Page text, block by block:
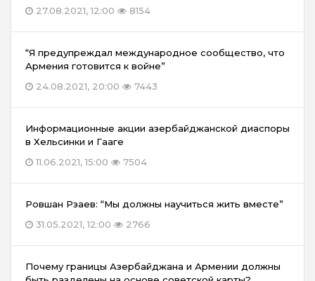
27.08.2021, 12:00
8154
“Я предупреждал международное сообщество, что
Армения готовится к войне”
24.08.2021, 20:00
7443
Информационные акции азербайджанской диаспоры
в Хельсинки и Гааге
11.06.2021, 15:00
7504
Ровшан Рзаев: “Мы должны научиться жить вместе”
31.05.2021, 12:00
2766
Почему границы Азербайджана и Армении должны